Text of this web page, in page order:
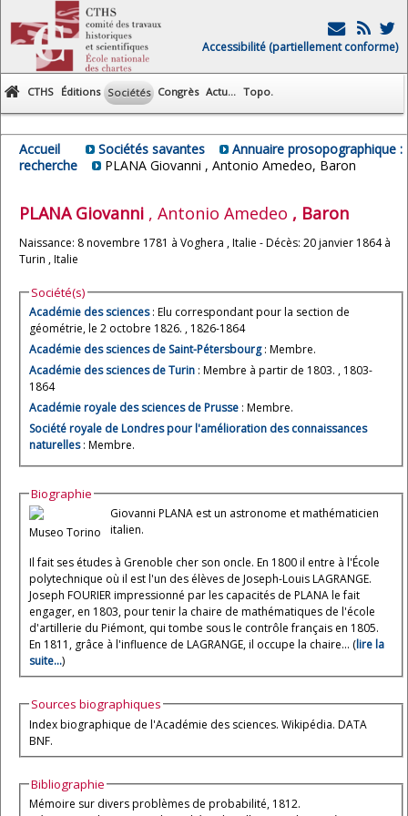
Accessibilité (partiellement conforme)
CTHS Éditions Sociétés Congrès Actu... Topo.
Accueil Sociétés savantes
Annuaire prosopographique :
recherche
PLANA Giovanni , Antonio Amedeo, Baron
PLANAGiovanni , Antonio Amedeo , Baron
Naissance: 8 novembre 1781 à Voghera , Italie - Décès: 20 janvier 1864 à
Turin , Italie
Société(s)
Académie des sciences: Elu correspondant pour la section de
géométrie, le 2 octobre 1826. , 1826-1864
Académie des sciences de Saint-Pétersbourg: Membre.
Académie des sciences de Turin : Membre à partir de 1803. , 1803-
1864
Académie royale des sciences de Prusse : Membre.
Société royale de Londres pour l'amélioration des connaissances
naturelles: Membre.
Biographie
Museo Torino
Giovanni PLANA est un astronome et mathématicien
italien.
Il fait ses études à Grenoble cher son oncle. En 1800 il entre à l'École
polytechnique où il est l'un des élèves de Joseph-Louis LAGRANGE.
Joseph FOURIER impressionné par les capacités de PLANA le fait
engager, en 1803, pour tenir la chaire de mathématiques de l'école
d'artillerie du Piémont, qui tombe sous le contrôle français en 1805.
En 1811, grâce à l'influence de LAGRANGE, il occupe la chaire... (lire la
suite...)
Sources biographiques
Index biographique de l'Académie des sciences. Wikipédia. DATA
BNF.
Bibliographie
Mémoire sur divers problèmes de probabilité, 1812.